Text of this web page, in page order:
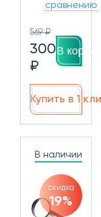
сравнению
569 ₽
300
₽
В
Купить в 1
В наличии
скидка
19%